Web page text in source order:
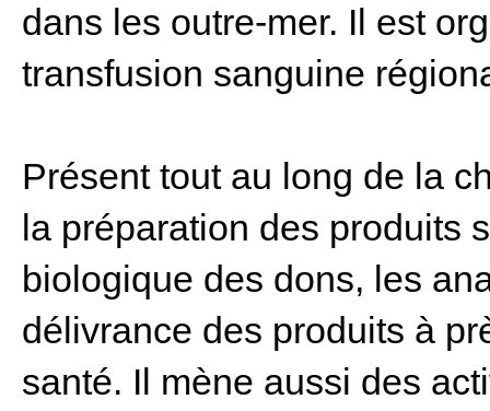
dans les outre-mer. Il est
transfusion sanguine
Présent tout au long de la
la préparation des produits
biologique des dons, les
délivrance des produits à
santé. Il mène aussi des